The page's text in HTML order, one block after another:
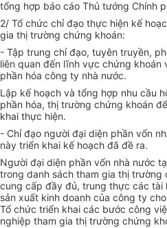
tổng hợp báo cáo Thủ tướng Chính
2/ Tổ chức chỉ đạo thực hiện kế
gia thị trường chứng khoán:
- Tập trung chỉ đạo, tuyên truyền,
liên quan đến lĩnh vực chứng
phần hóa công ty nhà nước.
Lập kế hoạch và tổng hợp nhu cầu
phần hóa, thị trường chứng khoán
khai thực hiện.
- Chỉ đạo người đại diện phần vốn
này triển khai kế hoạch đã đề ra.
Người đại diện phần vốn nhà nước
trong danh sách tham gia thị trường
cung cấp đầy đủ, trung thực các tài
sản xuất kinh doanh của công ty
Tổ chức triển khai các bước công
nghiệp tham gia thị trường chứng